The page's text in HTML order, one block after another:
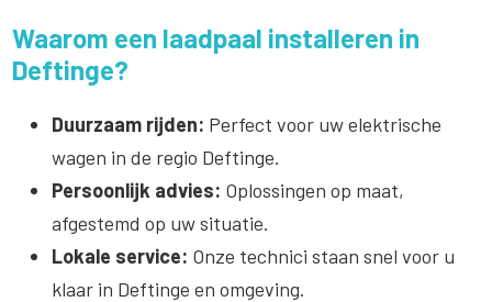
Waarom een laadpaal installeren in
Deftinge?
Duurzaam rijden: Perfect voor uw elektrische
wagen in de regio Deftinge.
Persoonlijk advies: Oplossingen op maat,
afgestemd op uw situatie.
Lokale service: Onze technici staan snel voor u
klaar in Deftinge en omgeving.